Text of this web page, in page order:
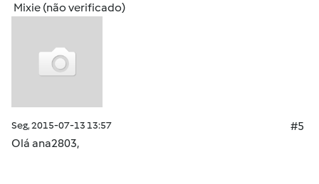
Mixie (não verificado)
Seg, 2015-07-13 13:57
#5
Olá ana2803,